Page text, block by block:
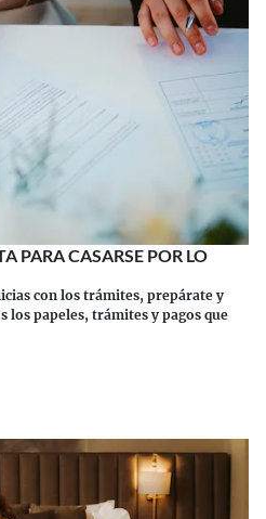
PARA CASARSE POR LO
con los trámites, prepárate y
los papeles, trámites y pagos que